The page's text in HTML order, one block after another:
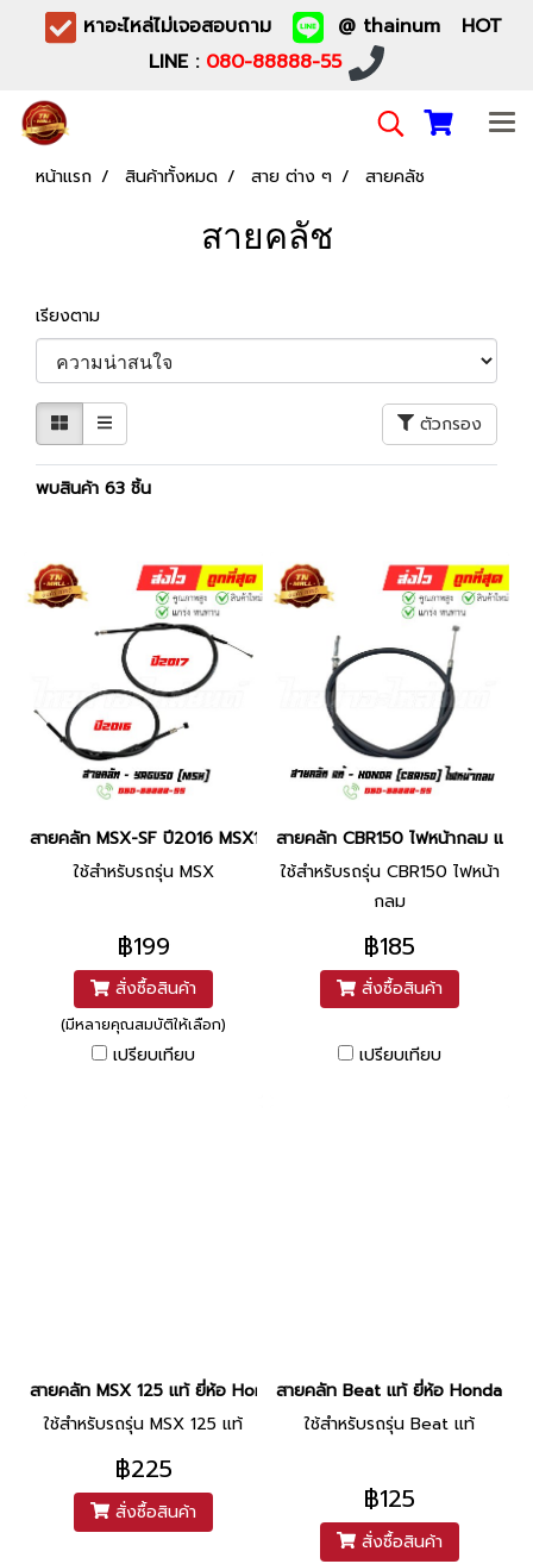
หาอะไหล่ไม่เจอสอบถาม
@ thainum HOT
LINE : 080-88888-55
หน้าแรก สินค้าทั้งหมด สาย ต่าง ๆ สายคลัช
สายคลัช
เรียงตาม
ตัวกรอง
พบสินค้า 63 ชิ้น
สายคลัท MSX-SF ปี2016 MSX125 ปี2017 ยี่ห้อ Yaguso By ไทยนำอ
ใช้สำหรับรถรุ่น MSX
฿199
สั่งซื้อสินค้า
(มีหลายคุณสมบัติให้เลือก)
เปรียบเทียบ
สายคลัท CBR150 ไฟหน้ากลม แท้
ใช้สำหรับรถรุ่น CBR150 ไฟหน้า
กลม
฿185
สั่งซื้อสินค้า
เปรียบเทียบ
สายคลัท MSX 125 แท้ ยี่ห้อ Honda ยาว 33 นิ้ว
ใช้สำหรับรถรุ่น MSX 125 แท้
฿225
สั่งซื้อสินค้า
สายคลัท Beat แท้ ยี่ห้อ Honda ยา
ใช้สำหรับรถรุ่น Beat แท้
฿125
สั่งซื้อสินค้า